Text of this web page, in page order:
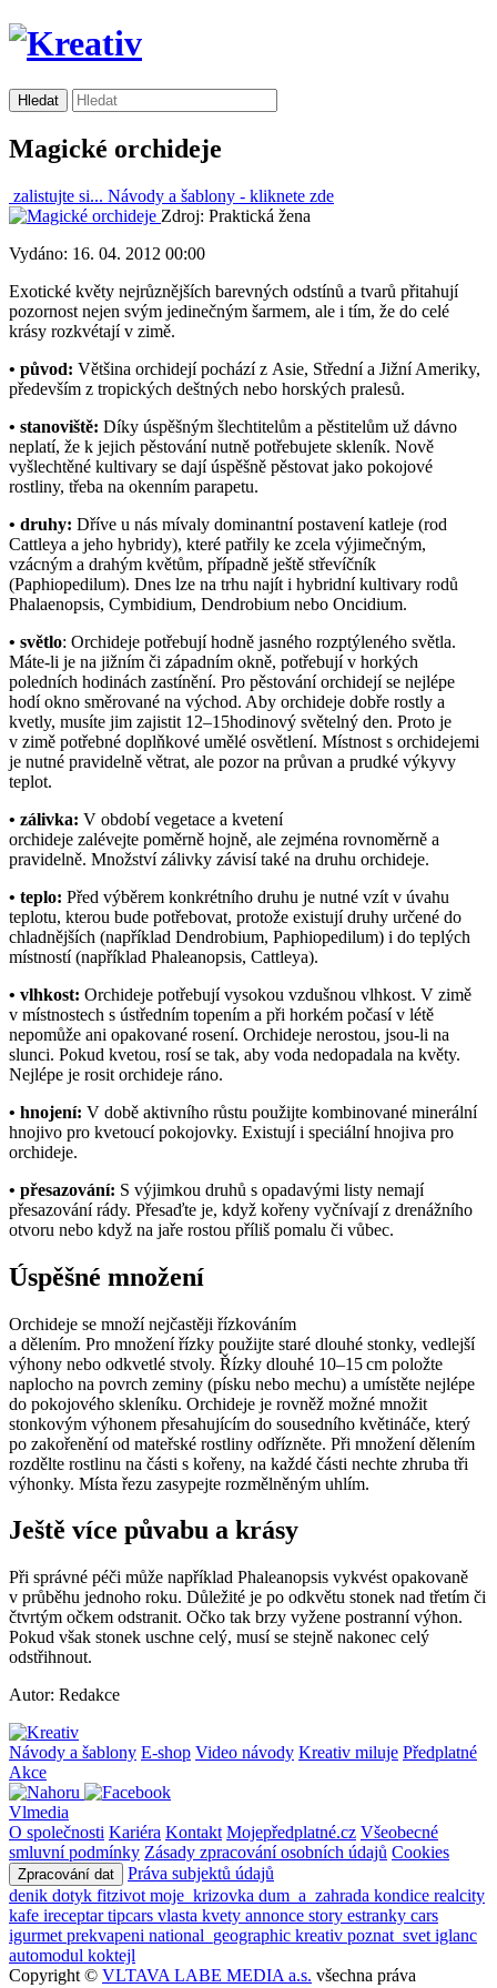
Magické orchideje
zalistujte si... Návody a šablony - kliknete zde
Zdroj: Praktická žena
Vydáno: 16. 04. 2012 00:00
Exotické květy nejrůznějších barevných odstínů a tvarů přitahují
pozornost nejen svým jedinečným šarmem, ale i tím, že do celé
krásy rozkvétají v zimě.
• původ: Většina orchidejí pochází z Asie, Střední a Jižní Ameriky,
především z tropických deštných nebo horských pralesů.
• stanoviště: Díky úspěšným šlechtitelům a pěstitelům už dávno
neplatí, že k jejich pěstování nutně potřebujete skleník. Nově
vyšlechtěné kultivary se dají úspěšně pěstovat jako pokojové
rostliny, třeba na okenním parapetu.
• druhy: Dříve u nás mívaly dominantní postavení katleje (rod
Cattleya a jeho hybridy), které patřily ke zcela výjimečným,
vzácným a drahým květům, případně ještě střevíčník
(Paphiopedilum). Dnes lze na trhu najít i hybridní kultivary rodů
Phalaenopsis, Cymbidium, Dendrobium nebo Oncidium.
• světlo: Orchideje potřebují hodně jasného rozptýleného světla.
Máte-li je na jižním či západním okně, potřebují v horkých
poledních hodinách zastínění. Pro pěstování orchidejí se nejlépe
hodí okno směrované na východ. Aby orchideje dobře rostly a
kvetly, musíte jim zajistit 12–15hodinový světelný den. Proto je
v zimě potřebné doplňkové umělé osvětlení. Místnost s orchidejemi
je nutné pravidelně větrat, ale pozor na průvan a prudké výkyvy
teplot.
• zálivka: V období vegetace a kvetení
orchideje zalévejte poměrně hojně, ale zejména rovnoměrně a
pravidelně. Množství zálivky závisí také na druhu orchideje.
• teplo: Před výběrem konkrétního druhu je nutné vzít v úvahu
teplotu, kterou bude potřebovat, protože existují druhy určené do
chladnějších (například Dendrobium, Paphiopedilum) i do teplých
místností (například Phaleanopsis, Cattleya).
• vlhkost: Orchideje potřebují vysokou vzdušnou vlhkost. V zimě
v místnostech s ústředním topením a při horkém počasí v létě
nepomůže ani opakované rosení. Orchideje nerostou, jsou-li na
slunci. Pokud kvetou, rosí se tak, aby voda nedopadala na květy.
Nejlépe je rosit orchideje ráno.
• hnojení: V době aktivního růstu použijte kombinované minerální
hnojivo pro kvetoucí pokojovky. Existují i speciální hnojiva pro
orchideje.
• přesazování: S výjimkou druhů s opadavými listy nemají
přesazování rády. Přesaďte je, když kořeny vyčnívají z drenážního
otvoru nebo když na jaře rostou příliš pomalu či vůbec.
Úspěšné množení
Orchideje se množí nejčastěji řízkováním
a dělením. Pro množení řízky použijte staré dlouhé stonky, vedlejší
výhony nebo odkvetlé stvoly. Řízky dlouhé 10–15 cm položte
naplocho na povrch zeminy (písku nebo mechu) a umístěte nejlépe
do pokojového skleníku. Orchideje je rovněž možné množit
stonkovým výhonem přesahujícím do sousedního květináče, který
po zakořenění od mateřské rostliny odřízněte. Při množení dělením
rozdělte rostlinu na části s kořeny, na každé části nechte zhruba tři
výhonky. Místa řezu zasypejte rozmělněným uhlím.
Ještě více půvabu a krásy
Při správné péči může například Phaleanopsis vykvést opakovaně
v průběhu jednoho roku. Důležité je po odkvětu stonek nad třetím či
čtvrtým očkem odstranit. Očko tak brzy vyžene postranní výhon.
Pokud však stonek uschne celý, musí se stejně nakonec celý
odstřihnout.
Autor: Redakce
Návody a šablony E-shop Video návody Kreativ miluje Předplatné
Akce
Vlmedia
O společnosti Kariéra Kontakt Mojepředplatné.cz Všeobecné
smluvní podmínky Zásady zpracování osobních údajů Cookies
Zpracování dat
Práva subjektů údajů
denik dotyk fitzivot moje_krizovka dum_a_zahrada kondice realcity
kafe ireceptartipcars vlasta kvety annonce story estranky cars
igurmet prekvapeni national_geographic kreativ poznat_svet iglanc
automodul koktejl
Copyright © VLTAVA LABE MEDIA a.s. všechna práva